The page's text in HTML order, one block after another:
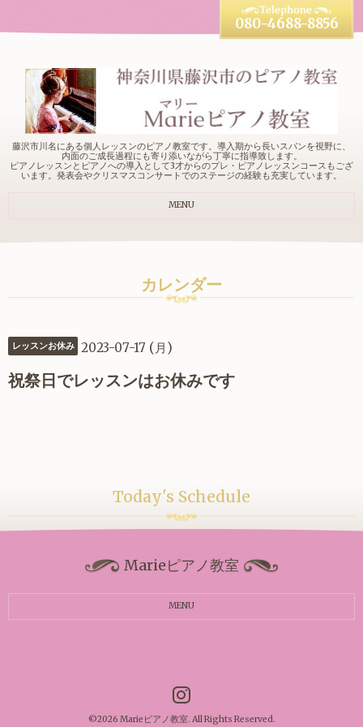
藤沢市川名にある個人レッスンのピアノ教室です。導入期から長いスパンを視野に、
内面のご成長過程にも寄り添いながら丁寧に指導致します。
ピアノレッスンとピアノへの導入として3才からのプレ・ピアノレッスンコースもござ
います。発表会やクリスマスコンサートでのステージの経験も充実しています。
080-4688-8856
MENU
カレンダー
レッスンお休み 2023-07-17 (月)
祝祭日でレッスンはお休みです
Today's Schedule
Marieピアノ教室
MENU
©2026 Marieピアノ教室. All Rights Reserved.